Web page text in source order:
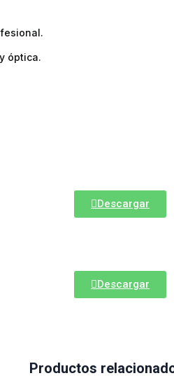
óptica.
Descargar
Descargar
Productos